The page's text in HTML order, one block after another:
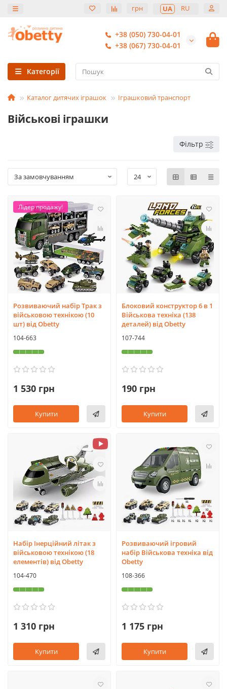
грн UA RU
+38 (050) 730-04-01
+38 (067) 730-04-01
Категорії
Каталог дитячих іграшок Іграшковий транспорт
Військові іграшки
Фільтр
Лідер продажу!
Розвиваючий набір Трак з
військовою технікою (10
шт) від Obetty
104-663
1 530 грн
Купити
Блоковий конструктор 6 в 1
Військова техніка (138
деталей) від Obetty
107-744
190 грн
Купити
Набір Інерційний літак з
військовою технікою (18
елементів) від Obetty
104-470
1 310 грн
Купити
Розвиваючий ігровий
набір Військова техніка від
Obetty
108-366
1 175 грн
Купити